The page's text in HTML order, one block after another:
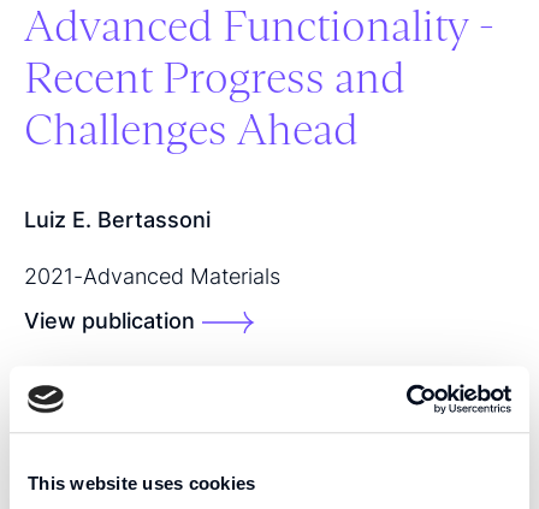
This website uses cookies
Advanced Functionality -
Recent Progress and
Challenges Ahead
Luiz E. Bertassoni
2021-Advanced Materials
View publication
SHARE THIS PUBLICATION: